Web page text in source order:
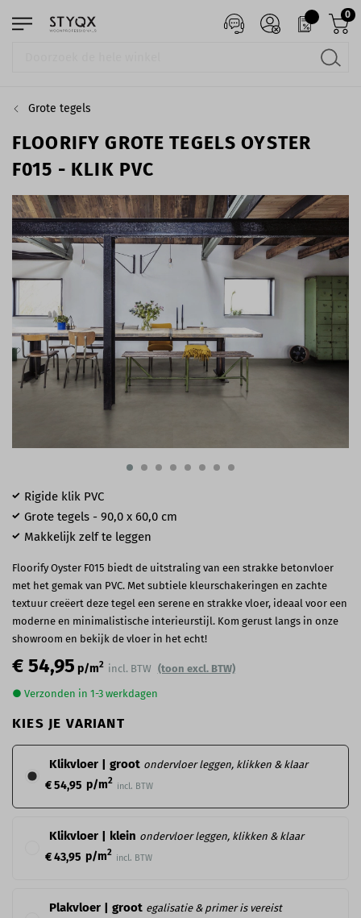
0
Grote tegels
FLOORIFY GROTE TEGELS OYSTER
F015 - KLIK PVC
€ 54,95 p/m2 incl. BTW (toon excl. BTW)
● Verzonden in 1-3 werkdagen
KIES JE VARIANT
Klikvloer | groot ondervloer leggen, klikken & klaar
€ 54,95 p/m2 incl. BTW
Klikvloer | klein ondervloer leggen, klikken & klaar
€ 43,95 p/m2 incl. BTW
Plakvloer | groot egalisatie & primer is vereist
Rigide klik PVC
Grote tegels - 90,0 x 60,0 cm
Makkelijk zelf te leggen
Floorify Oyster F015 biedt de uitstraling van een strakke betonvloer
met het gemak van PVC. Met subtiele kleurschakeringen en zachte
textuur creëert deze tegel een serene en strakke vloer, ideaal voor een
moderne en minimalistische interieurstijl. Kom gerust langs in onze
showroom en bekijk de vloer in het echt!